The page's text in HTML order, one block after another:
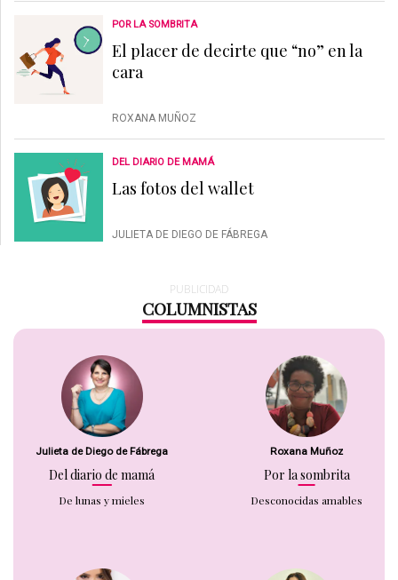
POR LA SOMBRITA
El placer de decirte que “no” en la
cara
ROXANA MUÑOZ
DEL DIARIO DE MAMÁ
Las fotos del wallet
JULIETA DE DIEGO DE FÁBREGA
PUBLICIDAD
COLUMNISTAS
Julieta de Diego de Fábrega
Del diario de mamá
De lunas y mieles
Roxana Muñoz
Por la sombrita
Desconocidas amables